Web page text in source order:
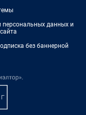
персональных данных и
без баннерной